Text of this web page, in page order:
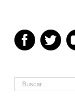
Buscar: